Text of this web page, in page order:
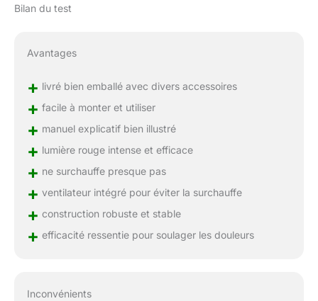
Bilan du test
Avantages
+ livré bien emballé avec divers accessoires
+ facile à monter et utiliser
+ manuel explicatif bien illustré
+ lumière rouge intense et efficace
+ ne surchauffe presque pas
+ ventilateur intégré pour éviter la surchauffe
+ construction robuste et stable
+ efficacité ressentie pour soulager les douleurs
Inconvénients